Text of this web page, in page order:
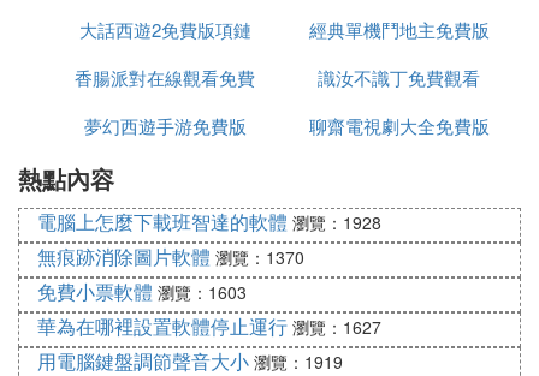
您好，可以在新視覺影院免費觀看超清版骨語第一
您可以在瀏覽器搜索新視覺影院，點擊官網後，在搜
索框內搜索骨語即可觀看。
⑺ 求《骨語》高清資源
網路網盤高清視頻在線觀看：
鏈接: https://pan..com/s/1xljbrOMsxvnSlZUmU0ZB4
A
?pwd=v6pa 提取碼: v6pa
大話西遊2免費版項鏈
經典單機鬥地主免費版
香腸派對在線觀看免費
識汝不識丁免費觀看
夢幻西遊手游免費版
聊齋電視劇大全免費版
熱點內容
電腦上怎麼下載班智達的軟體 瀏覽：1928
無痕跡消除圖片軟體 瀏覽：1370
免費小票軟體 瀏覽：1603
華為在哪裡設置軟體停止運行 瀏覽：1627
用電腦鍵盤調節聲音大小 瀏覽：1919